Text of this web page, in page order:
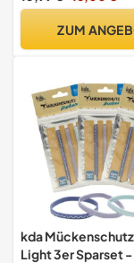
Schutz vor
organischer
ZUM
kda
Light 3er Sparset